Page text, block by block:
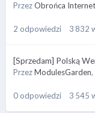
PrzezObrońca
2 odpowiedzi 3 832
[Sprzedam] Polską
PrzezModulesGarden,
0 odpowiedzi 3 545